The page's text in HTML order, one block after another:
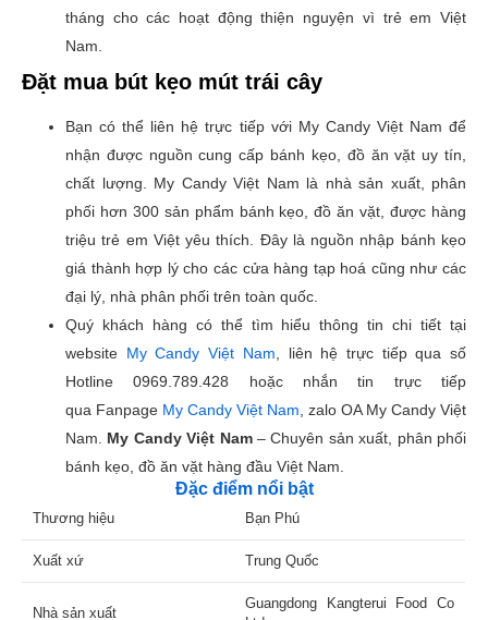
tháng cho các hoạt động thiện nguyện vì trẻ em Việt
Nam.
Đặt mua bút kẹo mút trái cây
Bạn có thể liên hệ trực tiếp với My Candy Việt Nam để
nhận được nguồn cung cấp bánh kẹo, đồ ăn vặt uy tín,
chất lượng. My Candy Việt Nam là nhà sản xuất, phân
phối hơn 300 sản phẩm bánh kẹo, đồ ăn vặt, được hàng
triệu trẻ em Việt yêu thích. Đây là nguồn nhập bánh kẹo
giá thành hợp lý cho các cửa hàng tạp hoá cũng như các
đại lý, nhà phân phối trên toàn quốc.
Quý khách hàng có thể tìm hiểu thông tin chi tiết tại
website My Candy Việt Nam , liên hệ trực tiếp qua số
Hotline 0969.789.428 hoặc nhắn tin trực tiếp
qua Fanpage My Candy Việt Nam , zalo OA My Candy Việt
Nam. My Candy Việt Nam– Chuyên sản xuất, phân phối
bánh kẹo, đồ ăn vặt hàng đầu Việt Nam.
Đặc điểm nổi bật
Thương hiệu Bạn Phú
Xuất xứ Trung Quốc
Nhà sản xuất
Guangdong Kangterui Food Co